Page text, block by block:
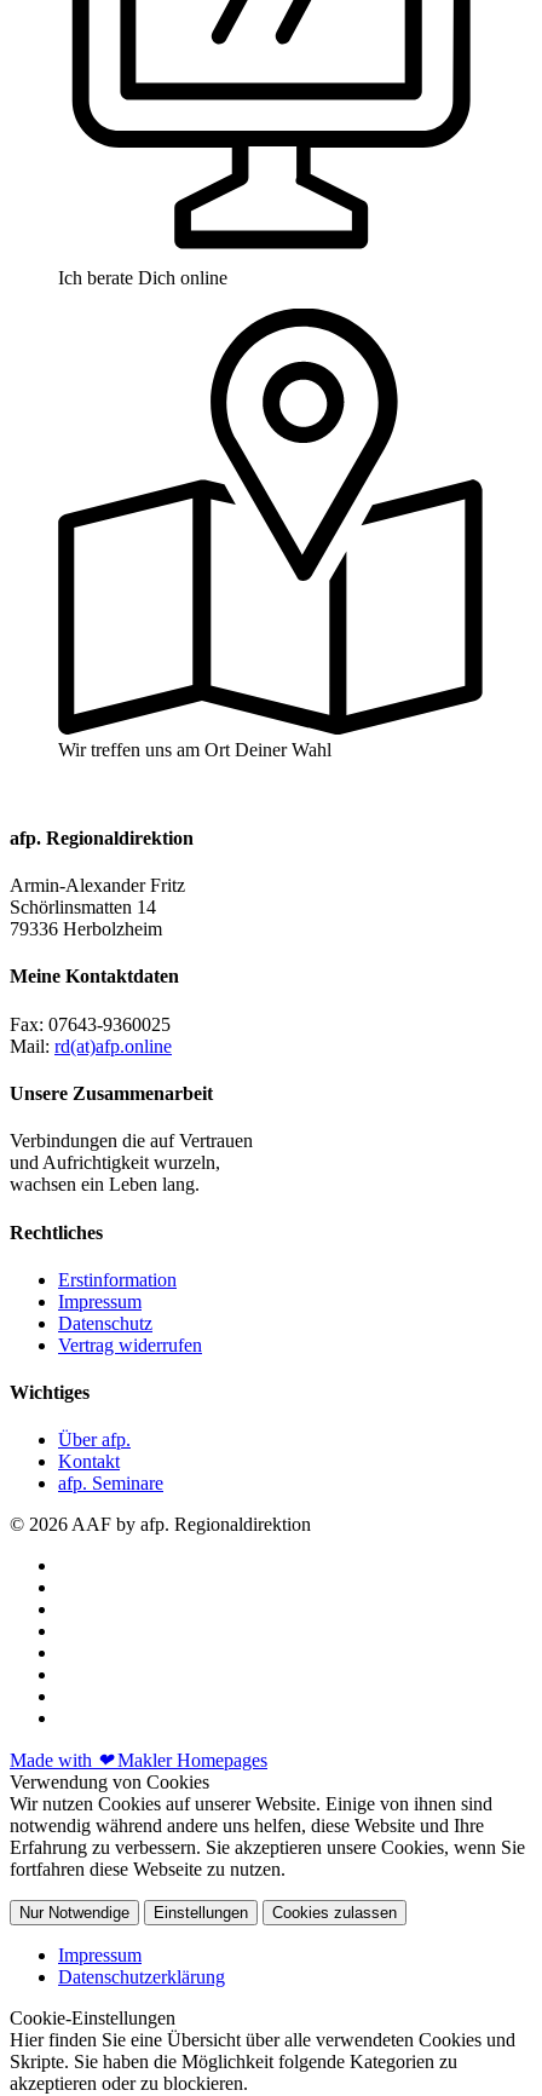
Ich berate Dich online
Wir treffen uns am Ort Deiner Wahl
afp. Regionaldirektion
Armin-Alexander Fritz
Schörlinsmatten 14
79336 Herbolzheim
Meine Kontaktdaten
Fax: 07643-9360025
Mail: rd(at)afp.online
Unsere Zusammenarbeit
Verbindungen die auf Vertrauen
und Aufrichtigkeit wurzeln,
wachsen ein Leben lang.
Rechtliches
Erstinformation
Impressum
Datenschutz
Vertrag widerrufen
Wichtiges
Über afp.
Kontakt
afp. Seminare
© 2026 AAF by afp. Regionaldirektion
Made with ❤Makler Homepages
Verwendung von Cookies
Wir nutzen Cookies auf unserer Website. Einige von ihnen sind
notwendig während andere uns helfen, diese Website und Ihre
Erfahrung zu verbessern. Sie akzeptieren unsere Cookies, wenn Sie
fortfahren diese Webseite zu nutzen.
Nur Notwendige Einstellungen Cookies zulassen
Impressum
Datenschutzerklärung
Cookie-Einstellungen
Hier finden Sie eine Übersicht über alle verwendeten Cookies und
Skripte. Sie haben die Möglichkeit folgende Kategorien zu
akzeptieren oder zu blockieren.